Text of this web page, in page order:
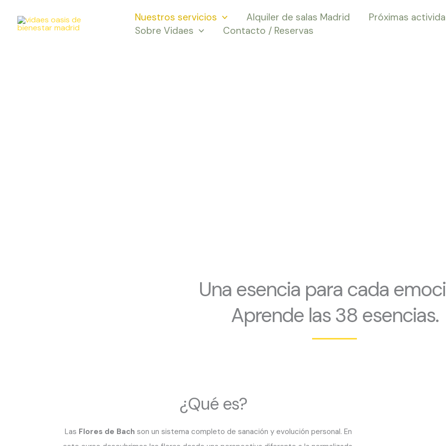
Nuestros servicios Alquiler de salas Madrid
Próximas
Sobre Vidaes
Contacto / Reservas
Una esencia para cada
Aprende las 38 esencias.
¿Qué es?
Las Flores de Bach son un sistema completo de sanación y evolución personal. En